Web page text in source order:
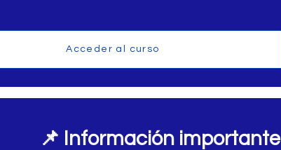
Acceder al curso
📌 Información importante